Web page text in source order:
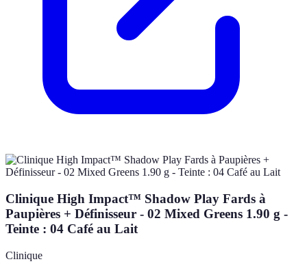
Clinique High Impact™ Shadow Play Fards à
Paupières + Définisseur - 02 Mixed Greens 1.90 g -
Teinte : 04 Café au Lait
Clinique